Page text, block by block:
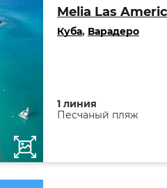
Melia Las
Куба, Варадеро
1 линия
Песчаный пляж